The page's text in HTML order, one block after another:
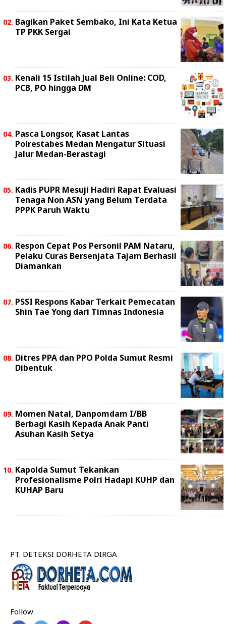
Bagikan Paket Sembako, Ini Kata Ketua
TP PKK Sergai
Kenali 15 Istilah Jual Beli Online: COD,
PCB, PO hingga DM
Pasca Longsor, Kasat Lantas
Polrestabes Medan Mengatur Situasi
Jalur Medan-Berastagi
Kadis PUPR Mesuji Hadiri Rapat Evaluasi
Tenaga Non ASN yang Belum Terdata
PPPK Paruh Waktu
Respon Cepat Pos Personil PAM Nataru,
Pelaku Curas Bersenjata Tajam Berhasil
Diamankan
PSSI Respons Kabar Terkait Pemecatan
Shin Tae Yong dari Timnas Indonesia
Ditres PPA dan PPO Polda Sumut Resmi
Dibentuk
Momen Natal, Danpomdam I/BB
Berbagi Kasih Kepada Anak Panti
Asuhan Kasih Setya
Kapolda Sumut Tekankan
Profesionalisme Polri Hadapi KUHP dan
KUHAP Baru
PT. DETEKSI DORHETA DIRGA
Follow